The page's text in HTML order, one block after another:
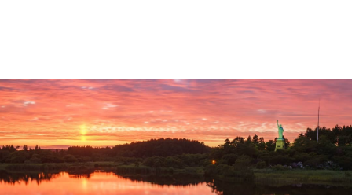
お知らせ
イベント・グッズ
YouTube
会社情報